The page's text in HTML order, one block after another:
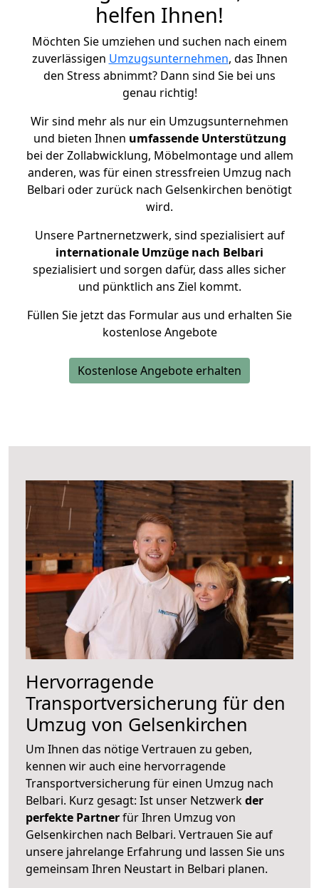
helfen Ihnen!
Möchten Sie umziehen und suchen nach einem
zuverlässigen Umzugsunternehmen, das Ihnen
den Stress abnimmt? Dann sind Sie bei uns
genau richtig!
Wir sind mehr als nur ein Umzugsunternehmen
und bieten Ihnen umfassende Unterstützung
bei der Zollabwicklung, Möbelmontage und allem
anderen, was für einen stressfreien Umzug nach
Belbari oder zurück nach Gelsenkirchen benötigt
wird.
Unsere Partnernetzwerk, sind spezialisiert auf
internationale Umzüge nach Belbari
spezialisiert und sorgen dafür, dass alles sicher
und pünktlich ans Ziel kommt.
Füllen Sie jetzt das Formular aus und erhalten Sie
kostenlose Angebote
Kostenlose Angebote erhalten
Hervorragende
Transportversicherung für den
Umzug von Gelsenkirchen
Um Ihnen das nötige Vertrauen zu geben,
kennen wir auch eine hervorragende
Transportversicherung für einen Umzug nach
Belbari. Kurz gesagt: Ist unser Netzwerkder
perfekte Partnerfür Ihren Umzug von
Gelsenkirchen nach Belbari. Vertrauen Sie auf
unsere jahrelange Erfahrung und lassen Sie uns
gemeinsam Ihren Neustart in Belbari planen.